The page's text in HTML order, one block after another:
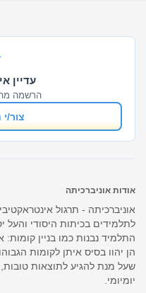
עדיין
הרשמה
צור/
אודות אוניברכיתה
אוניברכיתה - תרגול
לתלמידים בכיתות היסודי והעל
התלמיד נבנות כמו בניין
הן יהוו בסיס איתן לקומות
שעל מנת להגיע לתוצאות
יומיומי.